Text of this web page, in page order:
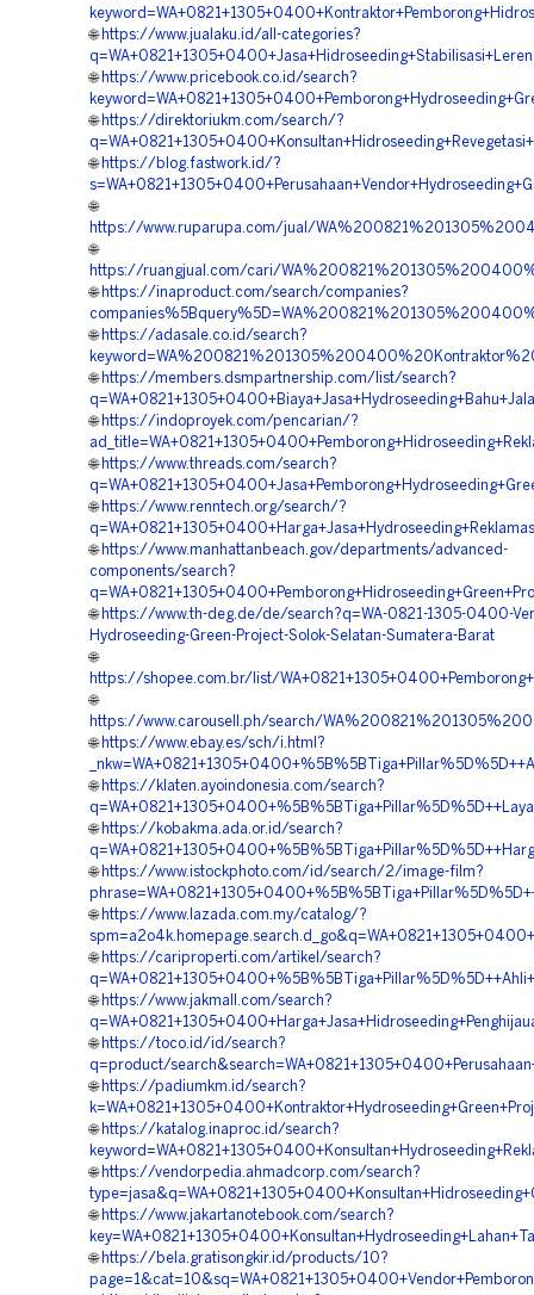
🌐 https://www.jualaku.id/all-categories?
🌐 https://www.pricebook.co.id/search?
🌐 https://direktoriukm.com/search/?
🌐 https://blog.fastwork.id/?
🌐
https://www.ruparupa.com/jual/
🌐
https://ruangjual.com/cari/
🌐 https://inaproduct.com/search/companies?
🌐 https://adasale.co.id/search?
🌐 https://members.dsmpartnership.com/list/search?
🌐 https://indoproyek.com/pencarian/?
🌐 https://www.threads.com/search?
🌐 https://www.renntech.org/search/?
🌐 https://www.manhattanbeach.gov/departments/advanced-
components/search?
🌐 https://www.th-deg.de/de/search?q=WA-0821-1305-0400-
Hydroseeding-Green-Project-Solok-Selatan-Sumatera-Barat
🌐
https://shopee.com.br/list/
🌐
https://www.carousell.ph/search/
🌐 https://www.ebay.es/sch/i.html?
🌐 https://klaten.ayoindonesia.com/search?
🌐 https://kobakma.ada.or.id/search?
🌐 https://www.istockphoto.com/id/search/2/image-film?
🌐 https://www.lazada.com.my/catalog/?
🌐 https://cariproperti.com/artikel/search?
🌐 https://www.jakmall.com/search?
🌐 https://toco.id/id/search?
q=product/
🌐 https://padiumkm.id/search?
🌐 https://katalog.inaproc.id/search?
🌐 https://vendorpedia.ahmadcorp.com/search?
🌐 https://www.jakartanotebook.com/search?
🌐 https://bela.gratisongkir.id/products/10?